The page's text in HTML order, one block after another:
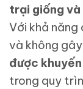
trại giống và
Với khả năng
và không
được
trong quy